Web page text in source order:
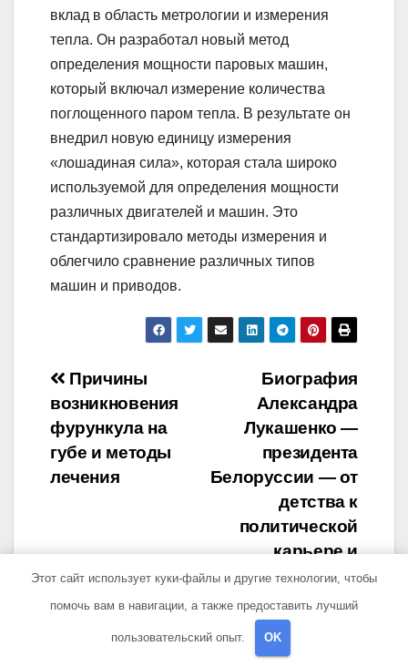
вклад в область метрологии и измерения
тепла. Он разработал новый метод
определения мощности паровых машин,
который включал измерение количества
поглощенного паром тепла. В результате он
внедрил новую единицу измерения
«лошадиная сила», которая стала широко
используемой для определения мощности
различных двигателей и машин. Это
стандартизировало методы измерения и
облегчило сравнение различных типов
машин и приводов.
Навигация
по
записям
Биография
Александра
Лукашенко —
президента
Белоруссии — от
детства к
политической
карьере и
достижениям
Причины
возникновения
фурункула на
губе и методы
лечения
Этот сайт использует куки-файлы и другие технологии, чтобы
помочь вам в навигации, а также предоставить лучший
пользовательский опыт. OK